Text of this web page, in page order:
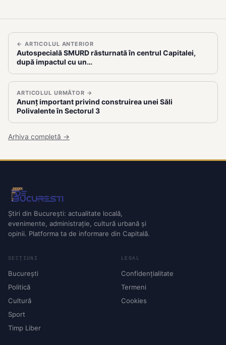
← ARTICOLUL ANTERIOR
Autospecială SMURD răsturnată în centrul Capitalei,
după impactul cu un…
ARTICOLUL URMĂTOR →
Anunț important privind construirea unei Săli
Polivalente în Sectorul 3
Arhiva completă →
Știri din București: actualitate locală,
evenimente, administrație, cultură urbană și
opinii. Platforma ta de informare din Capitală.
SECȚIUNI
București
Politică
Cultură
Sport
Timp Liber
LEGAL
Confidențialitate
Termeni
Cookies